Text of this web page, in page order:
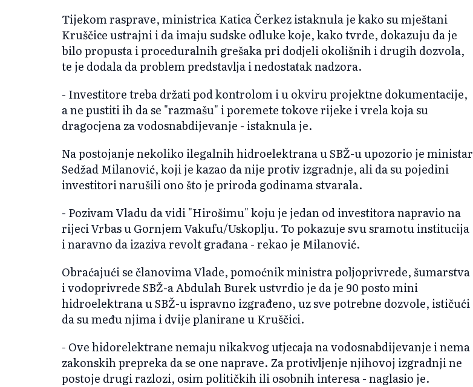
Tijekom rasprave, ministrica Katica Čerkez istaknula je kako su mještani
Kruščice ustrajni i da imaju sudske odluke koje, kako tvrde, dokazuju da je
bilo propusta i proceduralnih grešaka pri dodjeli okolišnih i drugih dozvola,
te je dodala da problem predstavlja i nedostatak nadzora.
- Investitore treba držati pod kontrolom i u okviru projektne dokumentacije,
a ne pustiti ih da se "razmašu" i poremete tokove rijeke i vrela koja su
dragocjena za vodosnabdijevanje - istaknula je.
Na postojanje nekoliko ilegalnih hidroelektrana u SBŽ-u upozorio je ministar
Sedžad Milanović, koji je kazao da nije protiv izgradnje, ali da su pojedini
investitori narušili ono što je priroda godinama stvarala.
- Pozivam Vladu da vidi "Hirošimu" koju je jedan od investitora napravio na
rijeci Vrbas u Gornjem Vakufu/Uskoplju. To pokazuje svu sramotu institucija
i naravno da izaziva revolt građana - rekao je Milanović.
Obraćajući se članovima Vlade, pomoćnik ministra poljoprivrede, šumarstva
i vodoprivrede SBŽ-a Abdulah Burek ustvrdio je da je 90 posto mini
hidroelektrana u SBŽ-u ispravno izgrađeno, uz sve potrebne dozvole, ističući
da su među njima i dvije planirane u Kruščici.
- Ove hidorelektrane nemaju nikakvog utjecaja na vodosnabdijevanje i nema
zakonskih prepreka da se one naprave. Za protivljenje njihovoj izgradnji ne
postoje drugi razlozi, osim političkih ili osobnih interesa - naglasio je.